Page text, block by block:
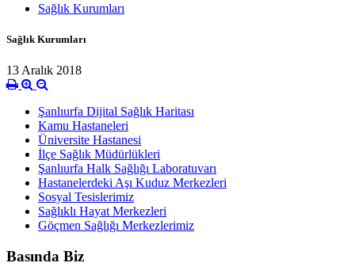
Sağlık Kurumları
Sağlık Kurumları
13 Aralık 2018
Şanlıurfa Dijital Sağlık Haritası
Kamu Hastaneleri
Üniversite Hastanesi
İlçe Sağlık Müdürlükleri
Şanlıurfa Halk Sağlığı Laboratuvarı
Hastanelerdeki Aşı Kuduz Merkezleri
Sosyal Tesislerimiz
Sağlıklı Hayat Merkezleri
Göçmen Sağlığı Merkezlerimiz
Basında Biz